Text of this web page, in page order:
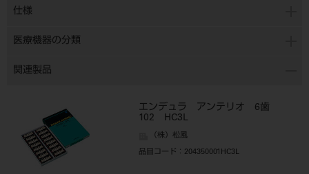
仕様
医療機器の分類
関連製品
エンデュラ アンテリオ 6歯
102 HC3L
（株）松風
品目コード ：204350001HC3L